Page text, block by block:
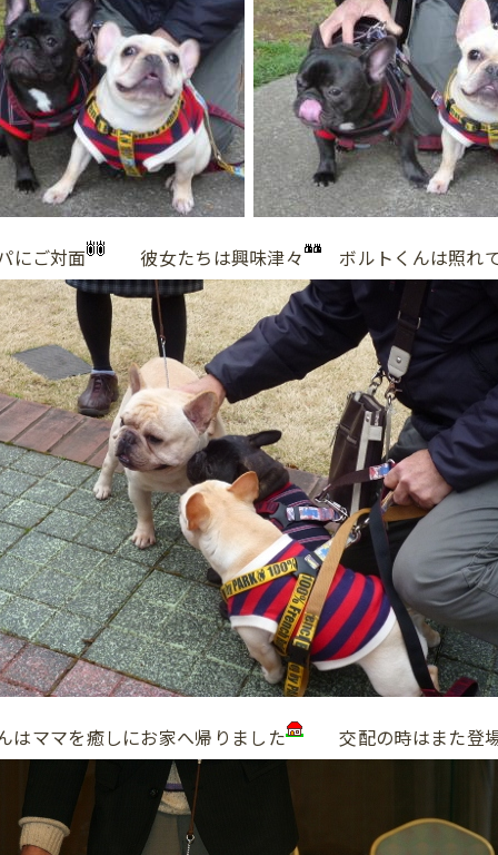
にご対面 彼女たちは興味津々 ボルトくんは照れ
はママを癒しにお家へ帰りました 交配の時はまた登